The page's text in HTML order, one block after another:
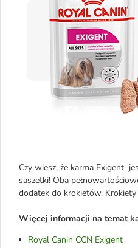
Czy wiesz, że karma Exigent
saszetki! Oba
dodatek do krokietów.
Więcej informacji na temat
Royal Canin CCN Exigent